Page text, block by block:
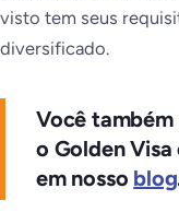
visto tem seus
diversificado.
Você
o Golden
em nosso blog